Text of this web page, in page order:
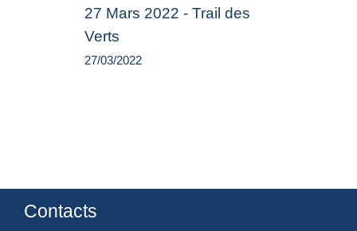
27 Mars 2022 - Trail des
Verts
27/03/2022
Contacts